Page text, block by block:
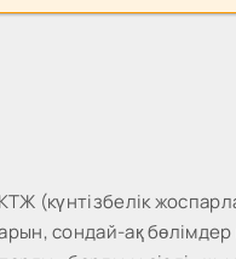
(күнтізбелік
сондай-ақ